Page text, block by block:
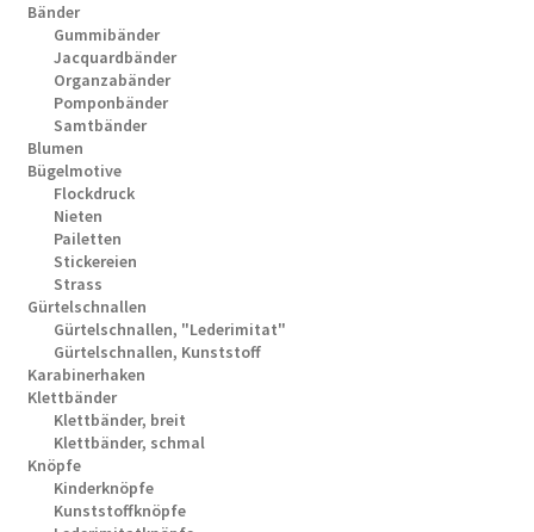
Bänder
Gummibänder
Jacquardbänder
Organzabänder
Pomponbänder
Samtbänder
Blumen
Bügelmotive
Flockdruck
Nieten
Pailetten
Stickereien
Strass
Gürtelschnallen
Gürtelschnallen, "Lederimitat"
Gürtelschnallen, Kunststoff
Karabinerhaken
Klettbänder
Klettbänder, breit
Klettbänder, schmal
Knöpfe
Kinderknöpfe
Kunststoffknöpfe